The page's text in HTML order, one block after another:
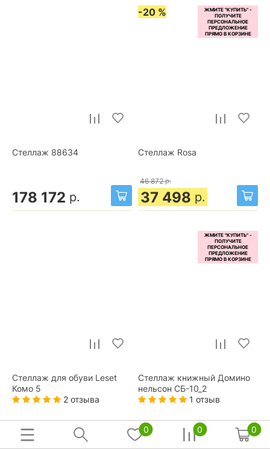
Стеллаж 88634
178 172 р.
-20 %
Стеллаж Rosa
46 872 р.
37 498 р.
Стеллаж для обуви Leset
Комо 5
2 отзыва
2 158
Стеллаж книжный Домино
нельсон СБ-10_2
1 отзыв
5 115 р.
0 0 0